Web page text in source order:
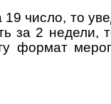
19 число, то
за 2 недели,
формат